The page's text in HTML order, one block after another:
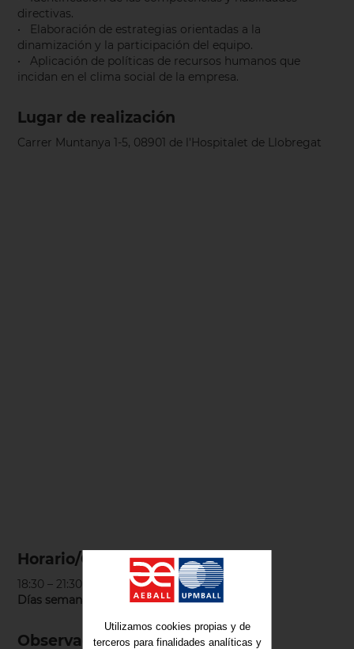
directivas.
• Elaboración de estrategias orientadas a la
dinamización y la participación del equipo.
• Aplicación de políticas de recursos humanos que
incidan en el clima social de la empresa.
Lugar de realización
Carrer Muntanya 1-5, 08901 de l'Hospitalet de Llobregat
Horario/Calendario
18:30 – 21:30 h
Días semana:
martes y jueves
Observaciones
Utilizamos cookies propias y de
terceros para finalidades analíticas y